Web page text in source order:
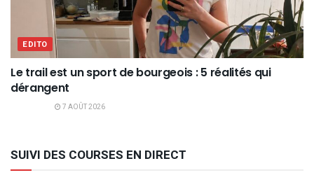
EDITO
Le trail est un sport de bourgeois : 5 réalités qui
dérangent
7 AOÛT 2026
SUIVI DES COURSES EN DIRECT